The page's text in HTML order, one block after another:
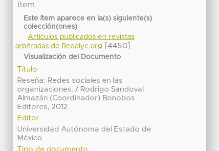
ítem.
Este ítem aparece en la(s) siguiente(s)
colección(ones)
Artículos publicados en revistas
arbitradas de Redalyc.org
[4450]
Visualización del Documento
Título
Reseña: Redes sociales en las
organizaciones. / Rodrigo Sandoval
Almazán (Coordinador) Bonobos
Editores, 2012.
Editor
Universidad Autónoma del Estado de
México
Tipo de documento